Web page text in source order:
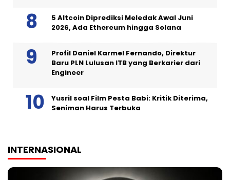
5 Altcoin Diprediksi Meledak Awal Juni
2026, Ada Ethereum hingga Solana
Profil Daniel Karmel Fernando, Direktur
Baru PLN Lulusan ITB yang Berkarier dari
Engineer
Yusril soal Film Pesta Babi: Kritik Diterima,
Seniman Harus Terbuka
INTERNASIONAL